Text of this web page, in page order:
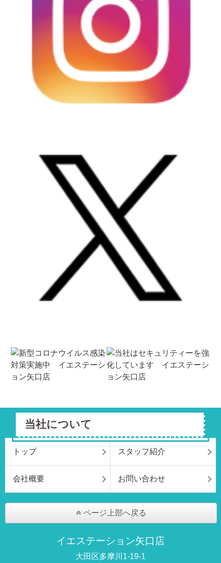
当社について
トップ スタッフ紹介
会社概要 お問い合わせ
ページ上部へ戻る
イエステーション矢口店
大田区多摩川1-19-1